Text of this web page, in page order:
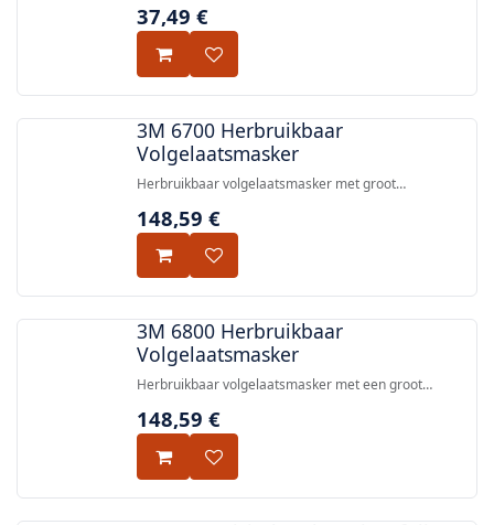
damp- en deeltjesfilters.
37,49 €
3M 6700 Herbruikbaar
Volgelaatsmasker
Herbruikbaar volgelaatsmasker met groot
klep en bajonetaansluiting voor filters — EN 136:1998
148,59 €
3M 6800 Herbruikbaar
Volgelaatsmasker
Herbruikbaar volgelaatsmasker met een groot
Flow™-klep, goedgekeurd volgens EN 136:1998 Klasse
148,59 €